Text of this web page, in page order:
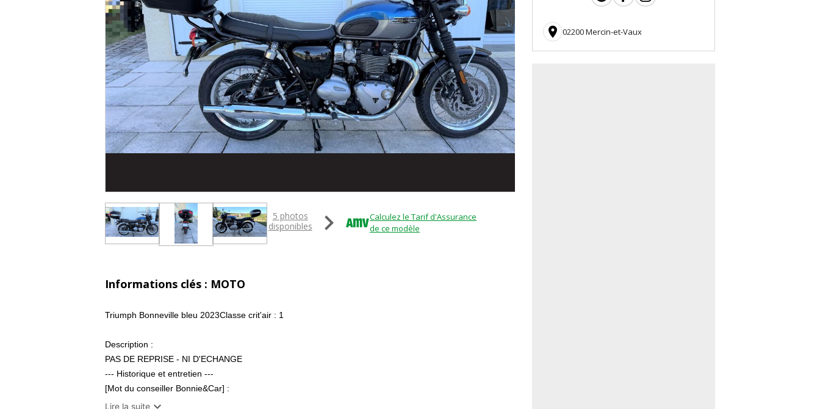
5 photos
disponibles

Calculez le Tarif d'Assurance
de ce modèle
Informations clés : MOTO
Triumph Bonneville bleu 2023Classe crit'air : 1
Description :
PAS DE REPRISE - NI D'ECHANGE
--- Historique et entretien ---
[Mot du conseiller Bonnie&Car] :
Bonnie&Car vous présente cette Bonneville T120,
Lire la suite
 02200 Mercin-et-Vaux